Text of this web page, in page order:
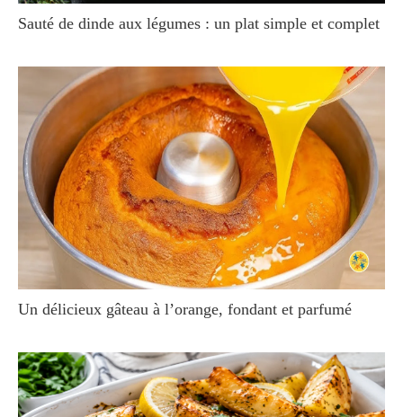
Sauté de dinde aux légumes : un plat simple et complet
Un délicieux gâteau à l’orange, fondant et parfumé